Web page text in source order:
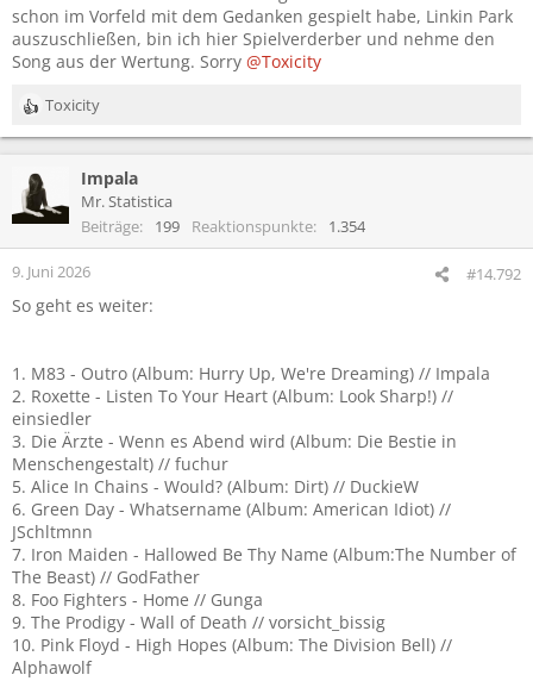
schon im Vorfeld mit dem Gedanken gespielt habe, Linkin Park
auszuschließen, bin ich hier Spielverderber und nehme den
Song aus der Wertung. Sorry @Toxicity
R
e
t
i
o
n
e
n
Toxicity
Impala
Mr. Statistica
Beiträge
199 Reaktionspunkte 1.354
9. Juni 2026 #14.792
So geht es weiter:
1. M83 - Outro (Album: Hurry Up, We're Dreaming) // Impala
2. Roxette - Listen To Your Heart (Album: Look Sharp!) //
einsiedler
3. Die Ärzte - Wenn es Abend wird (Album: Die Bestie in
Menschengestalt) // fuchur
5. Alice In Chains - Would? (Album: Dirt) // DuckieW
6. Green Day - Whatsername (Album: American Idiot) //
JSchltmnn
7. Iron Maiden - Hallowed Be Thy Name (Album:The Number of
The Beast) // GodFather
8. Foo Fighters - Home // Gunga
9. The Prodigy - Wall of Death // vorsicht_bissig
10. Pink Floyd - High Hopes (Album: The Division Bell) //
Alphawolf